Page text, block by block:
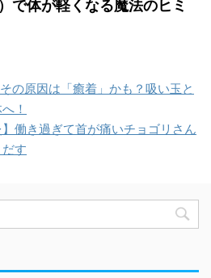
で体が軽くなる魔法のヒミ
の原因は「癒着」かも？吸い玉と
！
】働き過ぎて首が痛いチョゴリさん
す